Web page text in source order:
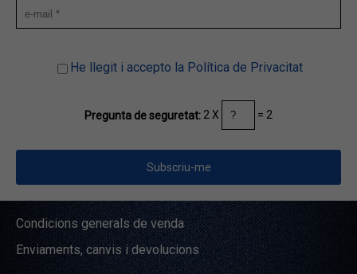
He llegit i accepto la Política de Privacitat
Pregunta de seguretat: 2 X = 2
Condicions generals de venda
Enviaments, canvis i devolucions